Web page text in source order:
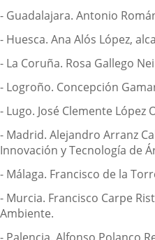
- Guadalajara. Antonio
- Huesca. Ana Alós López,
- La Coruña. Rosa Gallego
- Logroño. Concepción
- Lugo. José Clemente López
- Madrid. Alejandro Arranz
Innovación y Tecnología de
- Málaga. Francisco de la
- Murcia. Francisco Carpe
Ambiente.